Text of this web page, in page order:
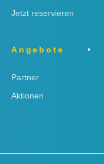
Jetzt reservieren
Angebote
Partner
Aktionen